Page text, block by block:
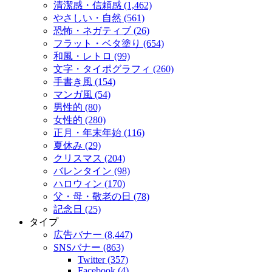
清潔感・信頼感 (1,462)
やさしい・自然 (561)
恐怖・ネガティブ (26)
フラット・ベタ塗り (654)
和風・レトロ (99)
文字・タイポグラフィ (260)
手書き風 (154)
マンガ風 (54)
男性的 (80)
女性的 (280)
正月・年末年始 (116)
夏休み (29)
クリスマス (204)
バレンタイン (98)
ハロウィン (170)
父・母・敬老の日 (78)
記念日 (25)
タイプ
広告バナー (8,447)
SNSバナー (863)
Twitter (357)